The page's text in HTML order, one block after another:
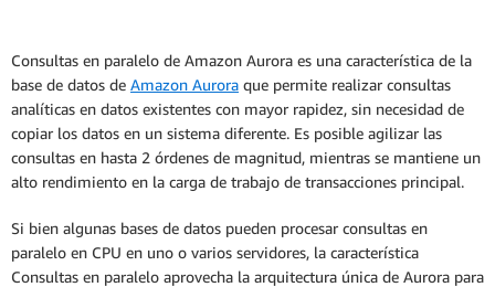
Migrar con AWS DMS
Consultas en paralelo de Amazon Aurora es una característica de la
base de datos de Amazon Aurora que permite realizar consultas
analíticas en datos existentes con mayor rapidez, sin necesidad de
copiar los datos en un sistema diferente. Es posible agilizar las
consultas en hasta 2 órdenes de magnitud, mientras se mantiene un
alto rendimiento en la carga de trabajo de transacciones principal.
Si bien algunas bases de datos pueden procesar consultas en
paralelo en CPU en uno o varios servidores, la característica
Consultas en paralelo aprovecha la arquitectura única de Aurora para